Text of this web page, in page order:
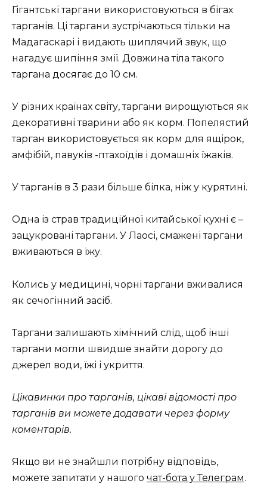
Гігантські таргани використовуються в бігах
тарганів. Ці таргани зустрічаються тільки на
Мадагаскарі і видають шиплячий звук, що
нагадує шипіння змії. Довжина тіла такого
таргана досягає до 10 см.
У різних країнах світу, таргани вирощуються як
декоративні тварини або як корм. Попелястий
тарган використовується як корм для ящірок,
амфібій, павуків -птахоїдів і домашніх їжаків.
У тарганів в 3 рази більше білка, ніж у курятині.
Одна із страв традиційної китайської кухні є –
зацукровані таргани. У Лаосі, смажені таргани
вживаються в їжу.
Колись у медицині, чорні таргани вживалися
як сечогінний засіб.
Таргани залишають хімічний слід, щоб інші
таргани могли швидше знайти дорогу до
джерел води, їжі і укриття.
Цікавинки про тарганів, цікаві відомості про
тарганів ви можете додавати через форму
коментарів.
Якщо ви не знайшли потрібну відповідь,
можете запитати у нашого чат-бота у Телеграм.